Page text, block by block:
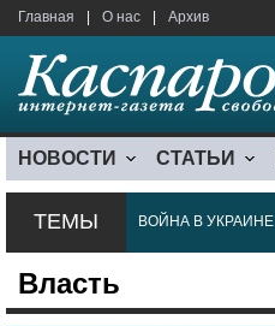
Главная О нас Архив
НОВОСТИ СТАТЬИ
ТЕМЫ ВОЙНА В УКРАИНЕ
Власть